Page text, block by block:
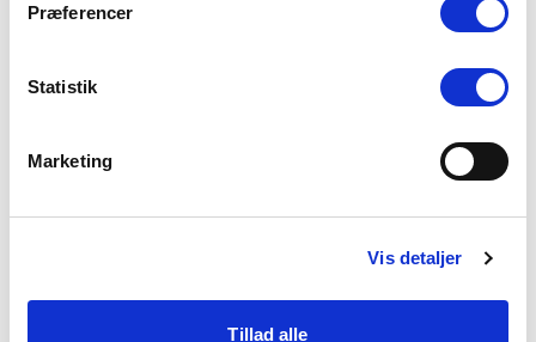
Præferencer
Statistik
Marketing
Vis detaljer
Tillad alle